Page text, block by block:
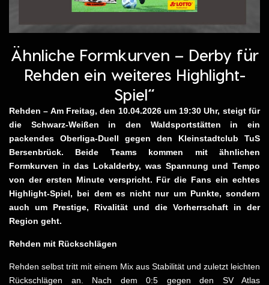
Ähnliche Formkurven – Derby für
Rehden ein weiteres Highlight-
Spiel“
Rehden – Am Freitag, den 10.04.2026 um 19:30 Uhr, steigt für
die Schwarz-Weißen in den Waldsportstätten in ein
packendes Oberliga-Duell gegen den Kleinstadtclub TuS
Bersenbrück. Beide Teams kommen mit ähnlichen
Formkurven in das Lokalderby, was Spannung und Tempo
von der ersten Minute verspricht. Für die Fans ein echtes
Highlight-Spiel, bei dem es nicht nur um Punkte, sondern
auch um Prestige, Rivalität und die Vorherrschaft in der
Region geht.
Rehden mit Rückschlägen
Rehden selbst tritt mit einem Mix aus Stabilität und zuletzt leichten
Rückschlägen an. Nach dem 0:5 gegen den SV Atlas